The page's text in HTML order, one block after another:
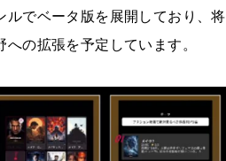
でベータ版を展開しており、将
の拡張を予定しています。